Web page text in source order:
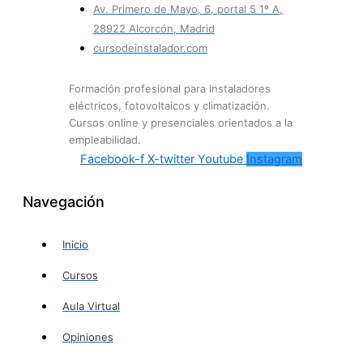
Av. Primero de Mayo, 6, portal 5 1º A,
28922 Alcorcón, Madrid
cursodeinstalador.com
Formación profesional para instaladores
eléctricos, fotovoltaicos y climatización.
Cursos online y presenciales orientados a la
empleabilidad.
Facebook-f X-twitter Youtube Instagram
Navegación
Inicio
Cursos
Aula Virtual
Opiniones